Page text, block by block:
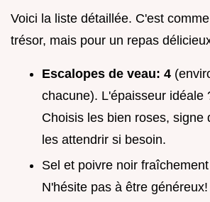
Voici la liste détaillée. C'est
trésor, mais pour un repas
Escalopes de veau: 4
chacune). L'épaisseur idéale
Choisis les bien roses, signe
les attendrir si besoin.
Sel et poivre noir
N'hésite pas à être généreux!